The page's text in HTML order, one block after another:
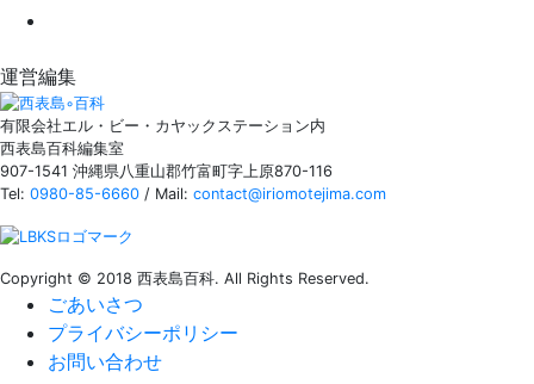
運営編集
有限会社エル・ビー・カヤックステーション内
西表島百科編集室
907-1541 沖縄県八重山郡竹富町字上原870-116
Tel: 0980-85-6660 / Mail: contact@iriomotejima.com
Copyright © 2018 西表島百科. All Rights Reserved.
ごあいさつ
プライバシーポリシー
お問い合わせ